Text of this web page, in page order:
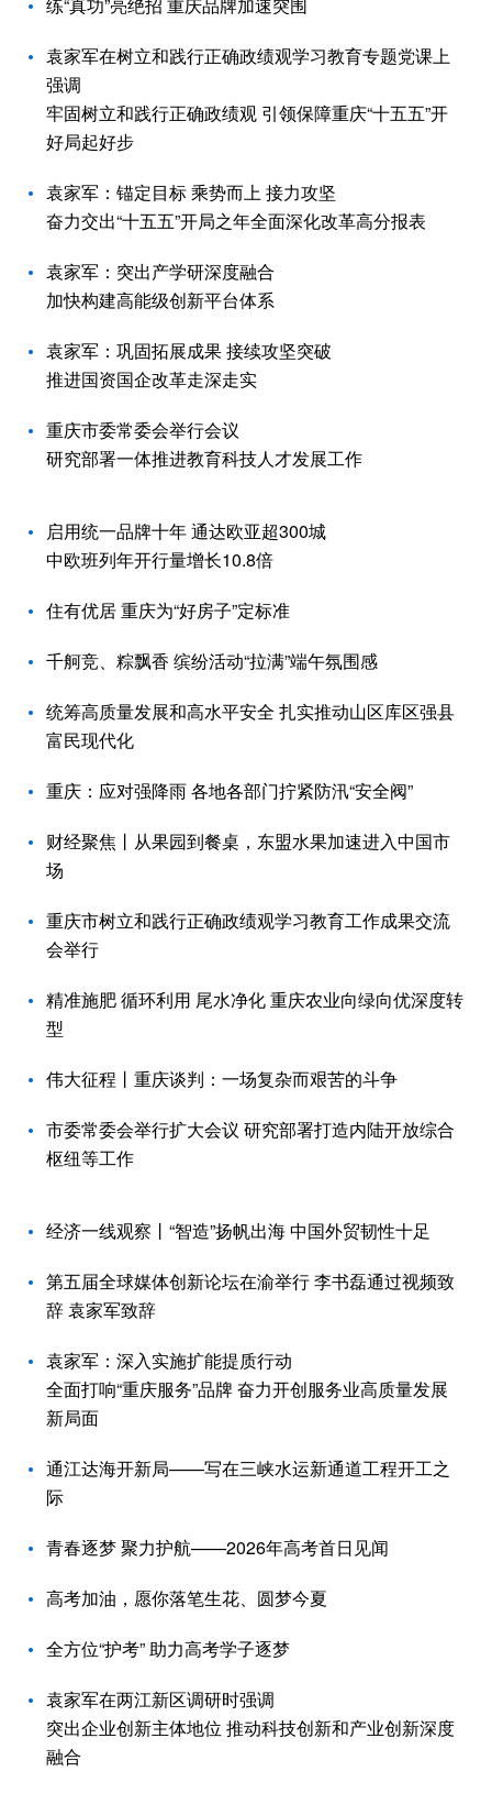
袁家军在树立和践行正确政绩观学习教育专题党课上
强调
牢固树立和践行正确政绩观 引领保障重庆“十五五”开
好局起好步
袁家军：锚定目标 乘势而上 接力攻坚
奋力交出“十五五”开局之年全面深化改革高分报表
袁家军：突出产学研深度融合
加快构建高能级创新平台体系
袁家军：巩固拓展成果 接续攻坚突破
推进国资国企改革走深走实
重庆市委常委会举行会议
研究部署一体推进教育科技人才发展工作
启用统一品牌十年 通达欧亚超300城
中欧班列年开行量增长10.8倍
住有优居 重庆为“好房子”定标准
千舸竞、粽飘香 缤纷活动“拉满”端午氛围感
统筹高质量发展和高水平安全 扎实推动山区库区强县
富民现代化
重庆：应对强降雨 各地各部门拧紧防汛“安全阀”
财经聚焦丨从果园到餐桌，东盟水果加速进入中国市
场
重庆市树立和践行正确政绩观学习教育工作成果交流
会举行
精准施肥 循环利用 尾水净化 重庆农业向绿向优深度转
型
伟大征程丨重庆谈判：一场复杂而艰苦的斗争
市委常委会举行扩大会议 研究部署打造内陆开放综合
枢纽等工作
经济一线观察丨“智造”扬帆出海 中国外贸韧性十足
第五届全球媒体创新论坛在渝举行 李书磊通过视频致
辞 袁家军致辞
袁家军：深入实施扩能提质行动
全面打响“重庆服务”品牌 奋力开创服务业高质量发展
新局面
通江达海开新局——写在三峡水运新通道工程开工之
际
青春逐梦 聚力护航——2026年高考首日见闻
高考加油，愿你落笔生花、圆梦今夏
全方位“护考” 助力高考学子逐梦
袁家军在两江新区调研时强调
突出企业创新主体地位 推动科技创新和产业创新深度
融合